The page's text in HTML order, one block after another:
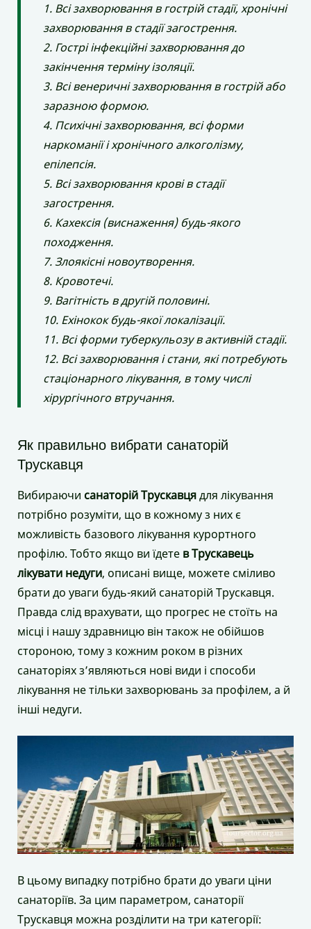
1. Всі захворювання в гострій стадії, хронічні
захворювання в стадії загострення.
2. Гострі інфекційні захворювання до
закінчення терміну ізоляції.
3. Всі венеричні захворювання в гострій або
заразною формою.
4. Психічні захворювання, всі форми
наркоманії і хронічного алкоголізму,
епілепсія.
5. Всі захворювання крові в стадії
загострення.
6. Кахексія (виснаження) будь-якого
походження.
7. Злоякісні новоутворення.
8. Кровотечі.
9. Вагітність в другій половині.
10. Ехінокок будь-якої локалізації.
11. Всі форми туберкульозу в активній стадії.
12. Всі захворювання і стани, які потребують
стаціонарного лікування, в тому числі
хірургічного втручання.
Як правильно вибрати санаторій
Трускавця
Вибираючи санаторій Трускавцядля лікування
потрібно розуміти, що в кожному з них є
можливість базового лікування курортного
профілю. Тобто якщо ви їдете в Трускавець
лікувати недуги, описані вище, можете сміливо
брати до уваги будь-який санаторій Трускавця.
Правда слід врахувати, що прогрес не стоїть на
місці і нашу здравницю він також не обійшов
стороною, тому з кожним роком в різних
санаторіях з’являються нові види і способи
лікування не тільки захворювань за профілем, а й
інші недуги.
В цьому випадку потрібно брати до уваги ціни
санаторіїв. За цим параметром, санаторії
Трускавця можна розділити на три категорії: